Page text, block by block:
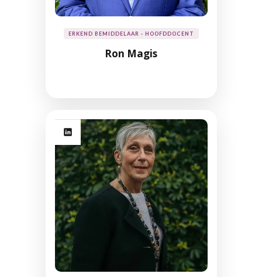
ERKEND BEMIDDELAAR - HOOFDDOCENT
Ron Magis